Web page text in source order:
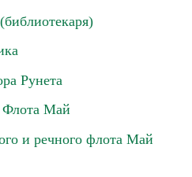
Рунета
Флота Май
и речного флота Май